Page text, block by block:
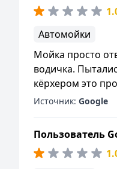
Автомойки
Мойка просто
водичка.
кёрхером это
Источник: Google
Пользователь